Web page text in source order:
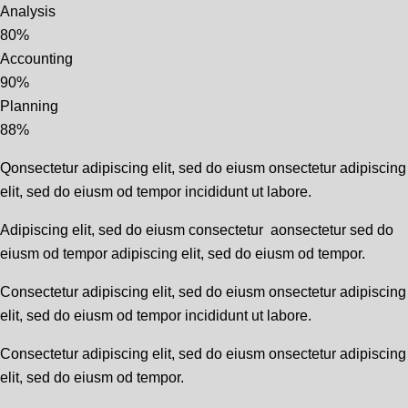
Analysis
80%
Accounting
90%
Planning
88%
Qonsectetur adipiscing elit, sed do eiusm onsectetur adipiscing
elit, sed do eiusm od tempor incididunt ut labore.
Adipiscing elit, sed do eiusm consectetur aonsectetur sed do
eiusm od tempor adipiscing elit, sed do eiusm od tempor.
Consectetur adipiscing elit, sed do eiusm onsectetur adipiscing
elit, sed do eiusm od tempor incididunt ut labore.
Consectetur adipiscing elit, sed do eiusm onsectetur adipiscing
elit, sed do eiusm od tempor.